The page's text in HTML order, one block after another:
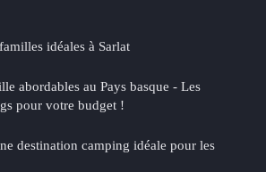
idéales à Sarlat
abordables au Pays basque - Les
pour votre budget !
destination camping idéale pour les